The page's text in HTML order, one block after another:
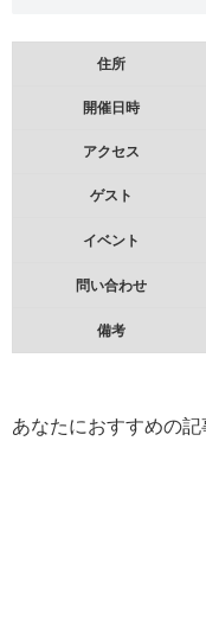
住所
開催日時
アクセス
ゲスト
イベント
問い合わせ
備考
あなたにおすすめの記